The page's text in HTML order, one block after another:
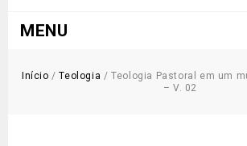
MENU
Início /Teologia /Teologia Pastoral em um
– V. 02